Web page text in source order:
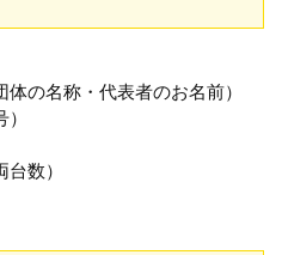
の名称・代表者のお名前）
数）